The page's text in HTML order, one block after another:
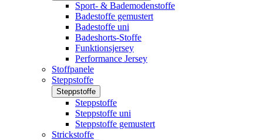
Sport- & Bademodenstoffe
Badestoffe gemustert
Badestoffe uni
Badeshorts-Stoffe
Funktionsjersey
Performance Jersey
Stoffpanele
Steppstoffe
Steppstoffe
Steppstoffe
Steppstoffe uni
Steppstoffe gemustert
Strickstoffe